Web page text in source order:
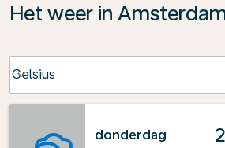
Het weer in
Celsius
keyboard_arrow_down
donderdag